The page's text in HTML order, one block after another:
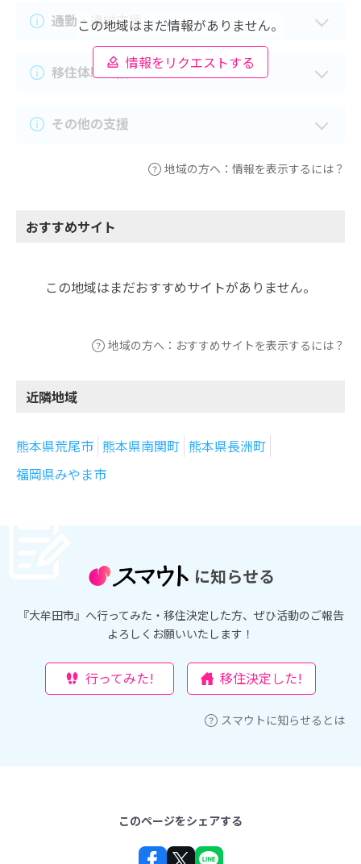
この地域はまだ情報がありません。
情報をリクエストする
通勤・通学支援
移住体験支援
その他の支援
地域の方へ：情報を表示するには？
おすすめサイト
この地域はまだおすすめサイトがありません。
地域の方へ：おすすめサイトを表示するには？
近隣地域
熊本県荒尾市 熊本県南関町 熊本県長洲町
福岡県みやま市
に知らせる
『大牟田市』へ行ってみた・移住決定した方、ぜひ活動のご報告
よろしくお願いいたします！
行ってみた! 移住決定した!
スマウトに知らせるとは
このページをシェアする